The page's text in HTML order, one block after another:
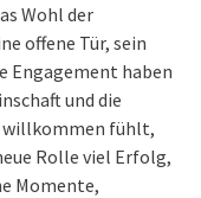
Wohl der
offene Tür, sein
Engagement haben
und die
willkommen fühlt,
Rolle viel Erfolg,
Momente,